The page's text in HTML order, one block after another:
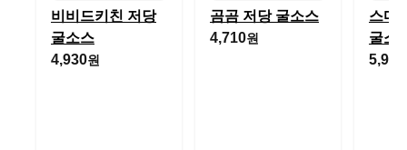
비비드키친 저당
굴소스
4,930원
곰곰 저당 굴소스
4,710원
스마
굴소
5,900